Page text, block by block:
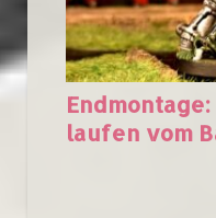
laufen vom